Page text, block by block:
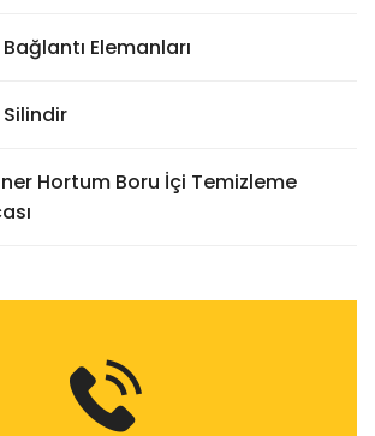
Elemanları
Hortum Boru İçi Temizleme